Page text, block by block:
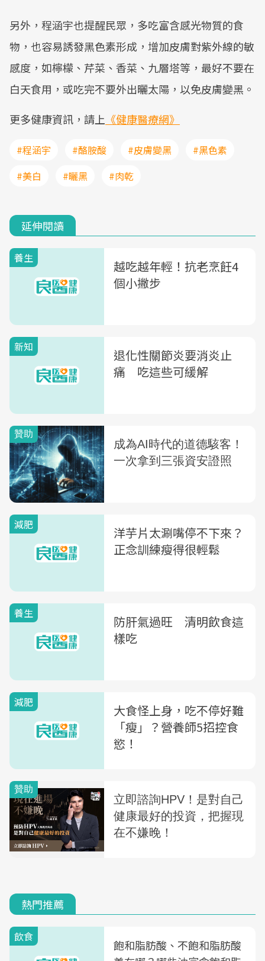
另外，程涵宇也提醒民眾，多吃富含感光物質的食
物，也容易誘發黑色素形成，增加皮膚對紫外線的敏
感度，如檸檬、芹菜、香菜、九層塔等，最好不要在
白天食用，或吃完不要外出曬太陽，以免皮膚變黑。
更多健康資訊，請上 《健康醫療網》
#程涵宇 #酪胺酸 #皮膚變黑
#黑色素
#美白
#曬黑 #肉乾
延伸閱讀
養生
越吃越年輕！抗老烹飪4
個小撇步
新知
退化性關節炎要消炎止
痛 吃這些可緩解
減肥
洋芋片太涮嘴停不下來？
正念訓練瘦得很輕鬆
養生
防肝氣過旺 清明飲食這
樣吃
減肥
大食怪上身，吃不停好難
「瘦」？營養師5招控食
慾！
熱門推薦
飲食
飽和脂肪酸、不飽和脂肪酸